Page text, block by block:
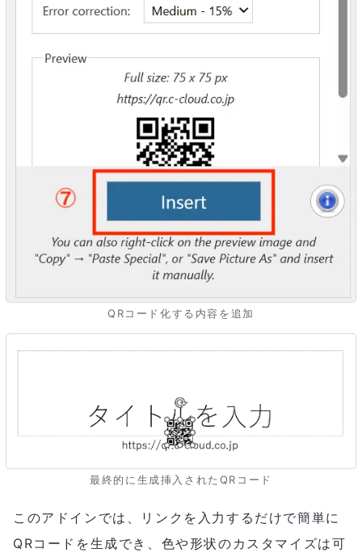
QRコード化する内容を追加
最終的に生成挿入されたQRコード
このアドインでは、リンクを入力するだけで簡単に
QRコードを生成でき、色や形状のカスタマイズは可